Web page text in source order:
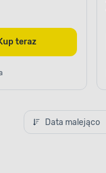
Kup teraz
Data malejąco